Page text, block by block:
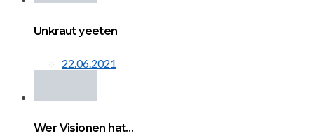
Unkraut yeeten
22.06.2021
Wer Visionen hat…